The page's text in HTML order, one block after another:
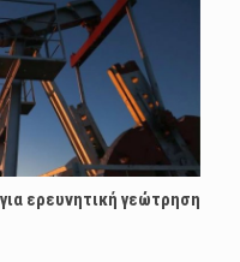
ερευνητική γεώτρηση